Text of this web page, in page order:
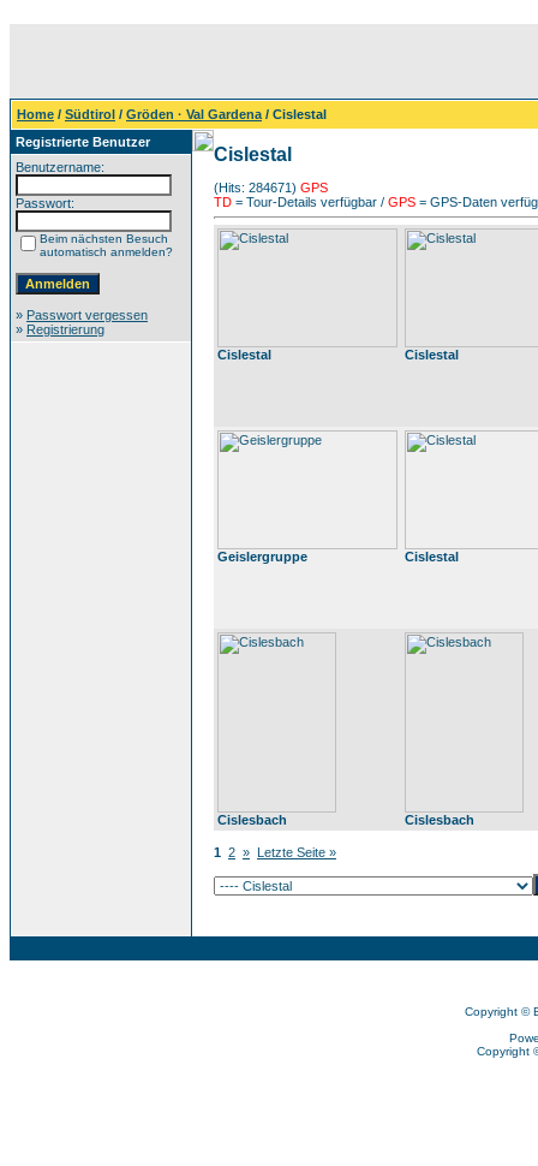
Home / Südtirol / Gröden · Val Gardena / Cislestal
Registrierte Benutzer
Benutzername:
Passwort:
Beim nächsten Besuch
automatisch anmelden?
» Passwort vergessen
» Registrierung
Cislestal
(Hits: 284671) GPS
TD = Tour-Details verfügbar / GPS = GPS-Daten
Cislestal Cislestal
Geislergruppe Cislestal
Cislesbach Cislesbach
1 2 » Letzte Seite »
Copyright ©
Copyright